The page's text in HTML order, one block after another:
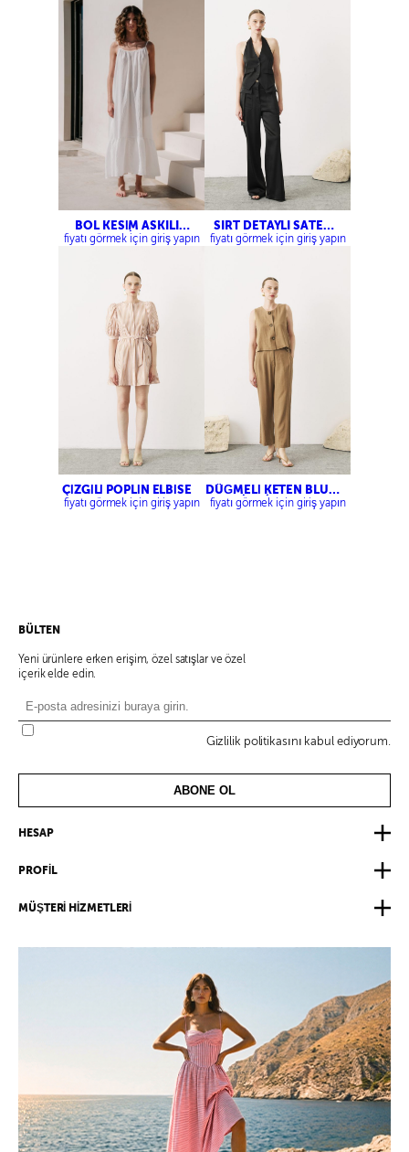
BOL KESİM ASKILI
ELBİSE
fiyatı görmek için giriş yapın
SIRT DETAYLI SATEN
YELEK-KARGO SATEN
PANTOLON
fiyatı görmek için giriş yapın
ÇİZGİLİ POPLİN ELBİSE
fiyatı görmek için giriş yapın
DÜĞMELİ KETEN BLUZ-
PİLELİ KETEN
PANTOLON
fiyatı görmek için giriş yapın
BÜLTEN
Yeni ürünlere erken erişim, özel satışlar ve özel
içerik elde edin.
Gizlilik politikasını kabul ediyorum.
ABONE OL
HESAP
PROFİL
MÜŞTERİ HİZMETLERİ